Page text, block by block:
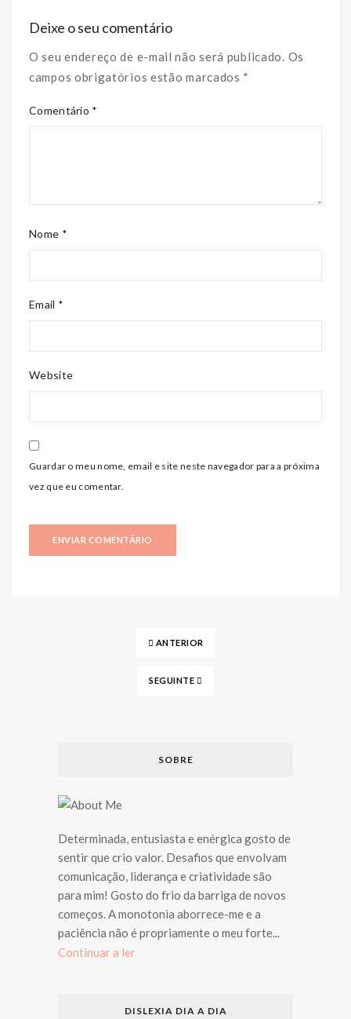
Deixe o seu comentário
O seu endereço de e-mail não será publicado. Os
campos obrigatórios estão marcados *
Comentário *
Nome *
Email *
Website
Guardar o meu nome, email e site neste navegador para a próxima
vez que eu comentar.
ANTERIOR
SEGUINTE
SOBRE
Determinada, entusiasta e enérgica gosto de
sentir que crio valor. Desafios que envolvam
comunicação, liderança e criatividade são
para mim! Gosto do frio da barriga de novos
começos. A monotonia aborrece-me e a
paciência não é propriamente o meu forte...
Continuar a ler
DISLEXIA DIA A DIA